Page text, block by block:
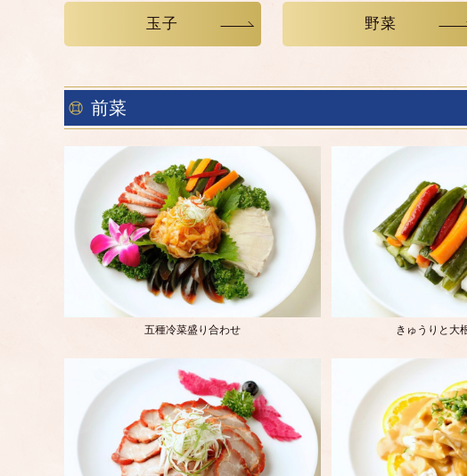
玉子 野菜
前菜
五種冷菜盛り合わせ きゅうりと大